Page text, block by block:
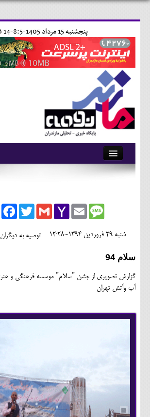
14 فردينه ماه 1538 تبری پنجشنبه 15 مرداد 1405-8:5-
آرشیو
وبلاگ
حقوقی
خانه
TwitterGmailYahoo
Mail
EmailMessage
توصیه به دیگران 3 شنبه 29 فروردين 1394-12:28
سلام 94
گزارش تصویری از جشن "سلام" موسسه فرهنگی و هنری
آب وآتش تهران
‹